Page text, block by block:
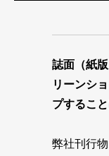
誌面（紙
リーンシ
プするこ
弊社刊行